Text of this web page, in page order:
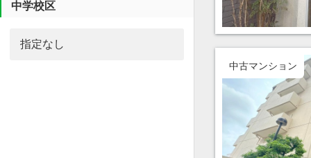
中学校区
中古マンション